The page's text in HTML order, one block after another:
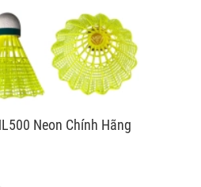
Neon Chính Hãng